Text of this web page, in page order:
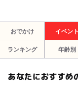
おでかけ イベント
ランキング 年齢別
あなたにおすすめ